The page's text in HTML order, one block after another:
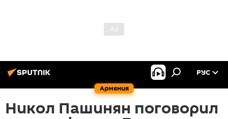
Армения
РУС
Никол Пашинян поговорил